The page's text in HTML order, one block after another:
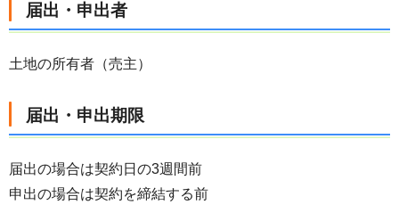
届出・申出者
土地の所有者（売主）
届出・申出期限
届出の場合は契約日の3週間前
申出の場合は契約を締結する前